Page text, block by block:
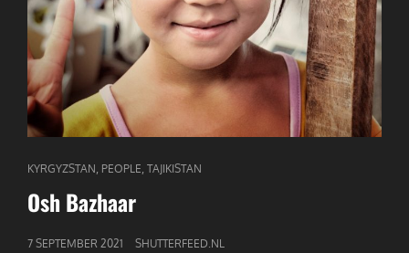
CAT
LINKS
KYRGYZSTAN PEOPLE TAJIKISTAN
Osh Bazhaar
GEPUBLICEERD
7 SEPTEMBER 2021 SHUTTERFEED.NL